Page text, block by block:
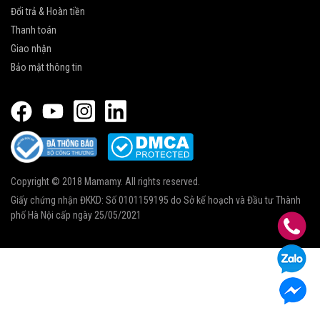
Đổi trả & Hoàn tiền
Thanh toán
Giao nhận
Bảo mật thông tin
Copyright © 2018 Mamamy. All rights reserved.
Giấy chứng nhận ĐKKD: Số 0101159195 do Sở kế hoạch và Đầu tư Thành
phố Hà Nội cấp ngày 25/05/2021